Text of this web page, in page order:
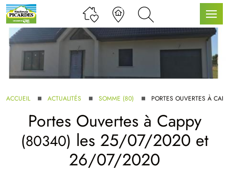
SERVICE BDL EXTENSION
ACCUEIL ACTUALITÉS SOMME (80) PORTES OUVERTES À
Portes Ouvertes à Cappy
(80340) les 25/07/2020 et
26/07/2020